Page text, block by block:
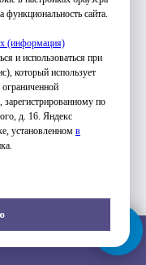
функциональность сайта.
(информация)
и использоваться при
который использует
по
д. 16. Яндекс
установленном в